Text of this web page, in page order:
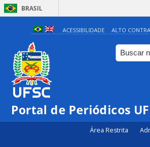
BRASIL
ACESSIBILIDADE ALTO
Portal de Periódicos
Área Restrita